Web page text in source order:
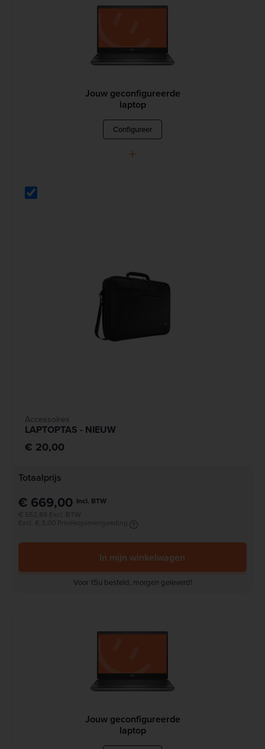
Jouw geconfigureerde
laptop
Configureer
+
Accessoires
LAPTOPTAS - NIEUW
€ 20,00
Totaalprijs
€ 669,00 Incl. BTW
€ 552,89 Excl. BTW
Excl. € 3,00 Privékopievergoeding
In mijn winkelwagen
Voor 15u besteld, morgen geleverd!
Jouw geconfigureerde
laptop